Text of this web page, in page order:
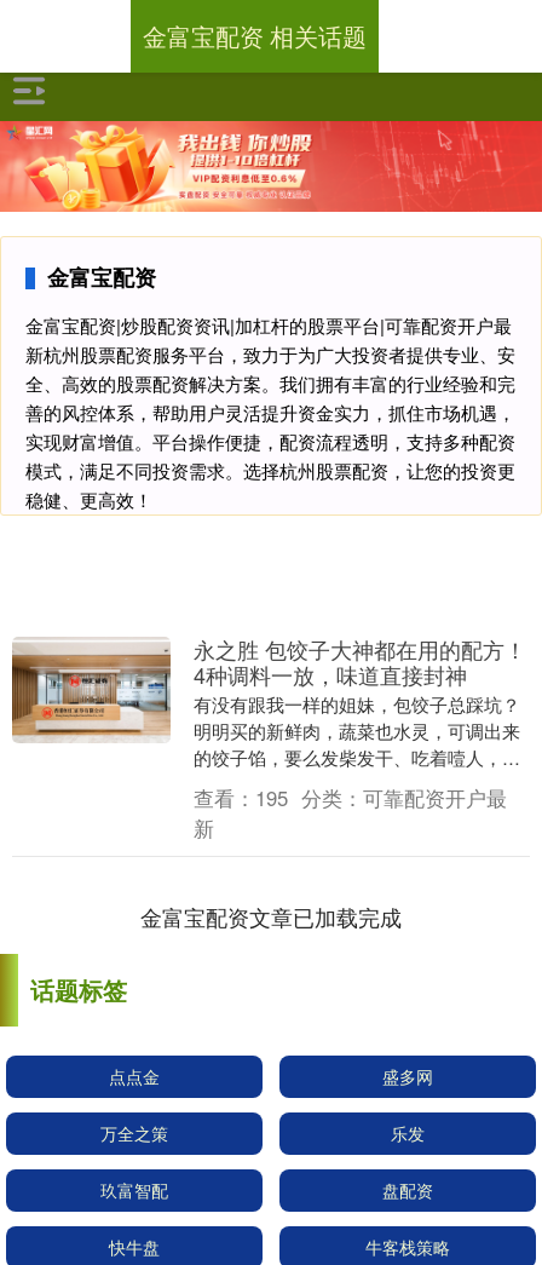
金富宝配资
金富宝配资|炒股配资资讯|加杠杆的股票平台|可靠配资开户最
新杭州股票配资服务平台，致力于为广大投资者提供专业、安
全、高效的股票配资解决方案。我们拥有丰富的行业经验和完
善的风控体系，帮助用户灵活提升资金实力，抓住市场机遇，
实现财富增值。平台操作便捷，配资流程透明，支持多种配资
模式，满足不同投资需求。选择杭州股票配资，让您的投资更
稳健、更高效！
金富宝配资 相关话题
永之胜 包饺子大神都在用的配方！
4种调料一放，味道直接封神
有没有跟我一样的姐妹，包饺子总踩坑？
明明买的新鲜肉，蔬菜也水灵，可调出来
的饺子馅，要么发柴发干、吃着噎人，要
么腥味重、寡淡不香，跟饭店里的差远
了！ 其实真不是手....
查看： 195 分类： 可靠配资开户最
新
金富宝配资文章已加载完成
话题标签
点点金 盛多网
万全之策 乐发
玖富智配 盘配资
快牛盘 牛客栈策略